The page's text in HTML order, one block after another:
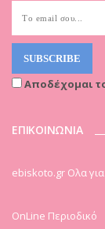
Αποδέχομαι
ΕΠΙΚΟΙΝΩΝΙΑ
ebiskoto.gr Ολα για
OnLine Περιοδικό